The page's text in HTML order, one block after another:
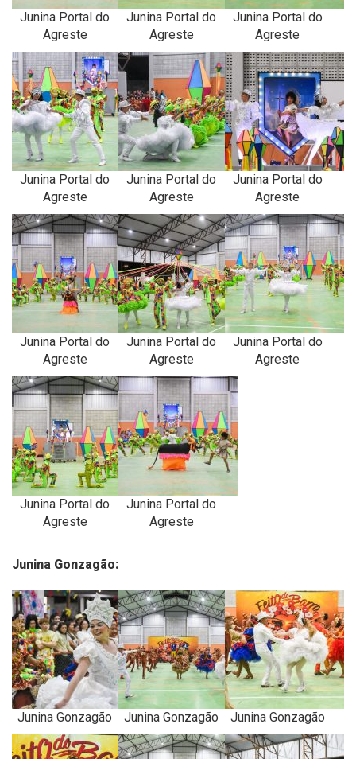
Junina Portal do
Agreste
Junina Portal do
Agreste
Junina Portal do
Agreste
Junina Portal do
Agreste
Junina Portal do
Agreste
Junina Portal do
Agreste
Junina Portal do
Agreste
Junina Portal do
Agreste
Junina Portal do
Agreste
Junina Portal do
Agreste
Junina Portal do
Agreste
Junina Gonzagão:
Junina Gonzagão Junina Gonzagão Junina Gonzagão